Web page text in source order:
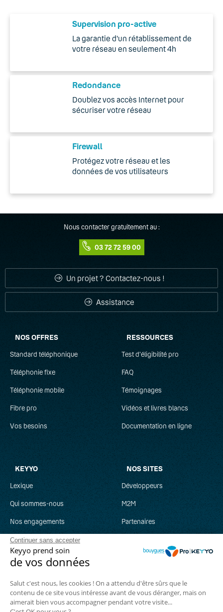
Continuer sans accepter
Keyyo prend soin
de vos données
Salut c'est nous, les cookies ! On a attendu d'être sûrs que le
contenu de ce site vous intéresse avant de vous déranger, mais on
aimerait bien vous accompagner pendant votre visite...
Supervision pro-active
La garantie d'un rétablissement de
votre réseau en seulement 4h
Redondance
Doublez vos accès Internet pour
sécuriser votre réseau
Firewall
Protégez votre réseau et les
données de vos utilisateurs
Nous contacter gratuitement au :
03 72 72 59 00
Un projet ? Contactez-nous !
Assistance
NOS OFFRES
Standard téléphonique
Téléphonie fixe
Téléphonie mobile
Fibre pro
Vos besoins
RESSOURCES
Test d'éligibilité pro
FAQ
Témoignages
Vidéos et livres blancs
Documentation en ligne
KEYYO
Lexique
Qui sommes-nous
Nos engagements
Recrutement
Parrainage
NOS SITES
Développeurs
M2M
Partenaires
Suivez-nous :